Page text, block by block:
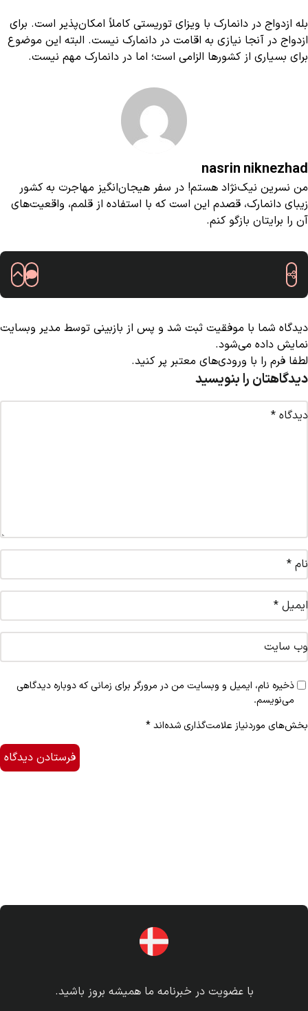
بله ازدواج در دانمارک با ویزای توریستی کاملاً امکان‌پذیر است. برای
ازدواج در آنجا نیازی به اقامت در دانمارک نیست. البته این موضوع
برای بسیاری از کشورها الزامی است؛ اما در دانمارک مهم نیست.
nasrin niknezhad
من نسرین نیک‌نژاد هستم! در سفر هیجان‌انگیز مهاجرت به کشور
زیبای دانمارک، قصدم این است که با استفاده از قلمم، واقعیت‌های
آن را برایتان بازگو کنم.
دیدگاه شما با موفقیت ثبت شد و پس از بازبینی توسط مدیر وبسایت
نمایش داده می‌شود.
لطفا فرم را با ورودی‌های معتبر پر کنید.
دیدگاهتان را بنویسید
بخش‌های موردنیاز علامت‌گذاری شده‌اند*
دیدگاه *
نام *
ایمیل *
وب‌ سایت
ذخیره نام، ایمیل و وبسایت من در مرورگر برای زمانی که دوباره دیدگاهی
می‌نویسم.
با عضویت در خبرنامه ما همیشه بروز باشید.